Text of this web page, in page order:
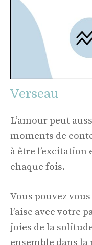
Verseau
L’amour peut
moments de
à être l’excitation
chaque fois.
Vous pouvez
l’aise avec votre
joies de la